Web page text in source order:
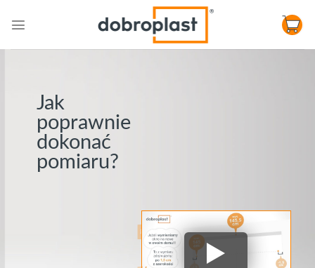
Jak
poprawnie
dokonać
pomiaru?